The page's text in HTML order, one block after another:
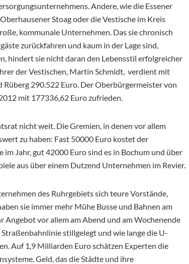
Andere, wie die Essener
Stoag oder die Vestische im Kreis
kommunale Unternehmen. Das sie chronisch
zurückfahren und kaum in der Lage sind,
hindert sie nicht daran den Lebensstil erfolgreicher
der Vestischen, Martin Schmidt, verdient mit
290.522 Euro. Der Oberbürgermeister von
mit 177336,62 Euro zufrieden.
nicht weit. Die Gremien, in denen vor allem
zu haben: Fast 50000 Euro kostet der
Jahr, gut 42000 Euro sind es in Bochum und über
aus über einem Dutzend Unternehmen im Revier.
des Ruhrgebiets sich teure Vorstände,
sie immer mehr Mühe Busse und Bahnen am
Angebot vor allem am Abend und am Wochenende
stillgelegt und wie lange die U-
Auf 1,9 Milliarden Euro schätzen Experten die
Geld, das die Städte und ihre